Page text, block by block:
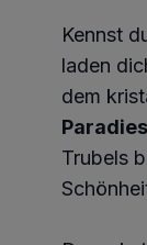
Kennst
laden
dem
Paradies
Trubels